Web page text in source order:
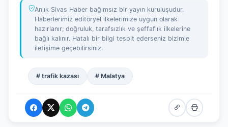
Anlık Sivas Haber bağımsız bir yayın kuruluşudur.
Haberlerimiz editöryel ilkelerimize uygun olarak
hazırlanır; doğruluk, tarafsızlık ve şeffaflık ilkelerine
bağlı kalınır. Hatalı bir bilgi tespit ederseniz bizimle
iletişime geçebilirsiniz.
# trafik kazası # Malatya